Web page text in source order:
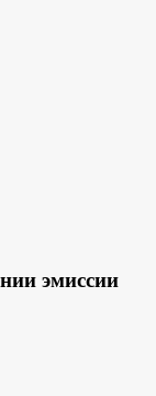
эмиссии